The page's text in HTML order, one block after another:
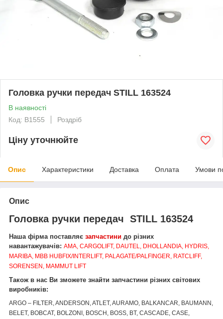
Головка ручки передач STILL 163524
В наявності
Код: В1555
Роздріб
Ціну уточнюйте
Опис Характеристики Доставка Оплата Умови
Опис
Головка ручки передач STILL 163524
Наша фірма поставляє запчастини до різних
навантажувачів: AMA, CARGOLIFT, DAUTEL, DHOLLANDIA, HYDRIS,
MARIBA, MBB HUBFIX/INTERLIFT, PALAGATE/PALFINGER, RATCLIFF,
SORENSEN, MAMMUT LIFT
Також в нас Ви зможете знайти запчастини різних світових
виробників:
ARGO – FILTER, ANDERSON, ATLET, AURAMO, BALKANCAR, BAUMANN,
BELET, BOBCAT, BOLZONI, BOSCH, BOSS, BT, CASCADE, CASE,